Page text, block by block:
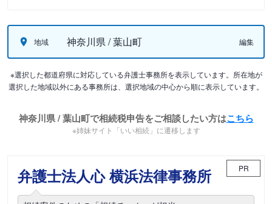
地域 神奈川県 / 葉山町 編集
※選択した都道府県に対応している弁護士事務所を表示しています。所在地が
選択した地域以外にある事務所は、選択地域の中心から順に表示しています。
神奈川県 / 葉山町で相続税申告をご相談したい方はこちら
※姉妹サイト「いい相続」に遷移します
弁護士法人心 横浜法律事務所 PR